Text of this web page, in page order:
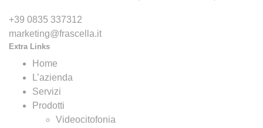
+39 0835 337312
marketing@frascella.it
Extra Links
Home
L’azienda
Servizi
Prodotti
Videocitofonia